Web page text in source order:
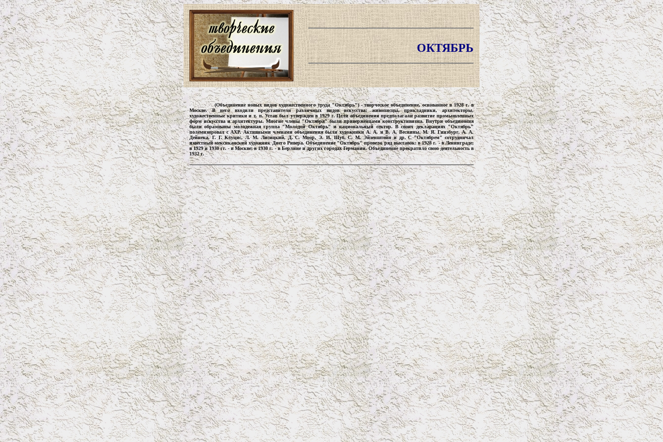
ОКТЯБРЬ
(Объединение новых видов художественного труда "Октябрь") - творческое объединение, основанное в 1928 г. в
Москве. В него входили представители различных видов искусства: живописцы, прикладники, архитекторы,
художественные критики и т. п. Устав был утвержден в 1929 г. Цели объединения предполагали развитие промышленных
форм искусства и архитектуры. Многие члены "Октября" были приверженцами конструктивизма. Внутри объединения
были образованы молодежная группа "Молодой Октябрь" и национальный сектор. В своих декларациях "Октябрь"
полемизировал с АХР. Активными членами объединения были художники А. А. и В. А. Веснины, М. Я. Гинзбург, А. А.
Дейнека, Г. Г. Клуцис, Л. М. Лисицкий, Д. С. Моор, Э. И. Шуб, С. М. Эйзенштейн и др. С "Октябрем" сотрудничал
известный мексиканский художник Диего Ривера. Объединение "Октябрь" провело ряд выставок: в 1928 г. - в Ленинграде;
в 1929 и 1930 гг. - в Москве; в 1930 г. - в Берлине и других городах Германии. Объединение прекратило свою деятельность в
1932 г.